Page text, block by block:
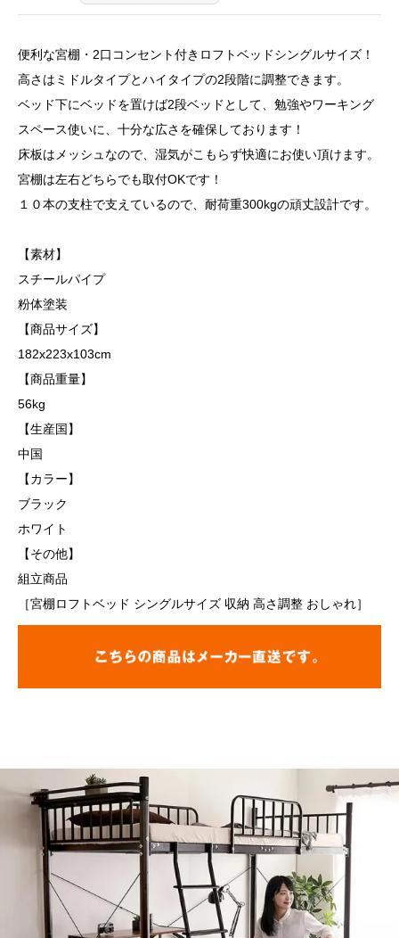
便利な宮棚・2口コンセント付きロフトベッドシングルサイズ！
高さはミドルタイプとハイタイプの2段階に調整できます。
ベッド下にベッドを置けば2段ベッドとして、勉強やワーキング
スペース使いに、十分な広さを確保しております！
床板はメッシュなので、湿気がこもらず快適にお使い頂けます。
宮棚は左右どちらでも取付OKです！
１０本の支柱で支えているので、耐荷重300kgの頑丈設計です。
【素材】
スチールパイプ
粉体塗装
【商品サイズ】
182x223x103cm
【商品重量】
56kg
【生産国】
中国
【カラー】
ブラック
ホワイト
【その他】
組立商品
［宮棚ロフトベッド シングルサイズ 収納 高さ調整 おしゃれ］